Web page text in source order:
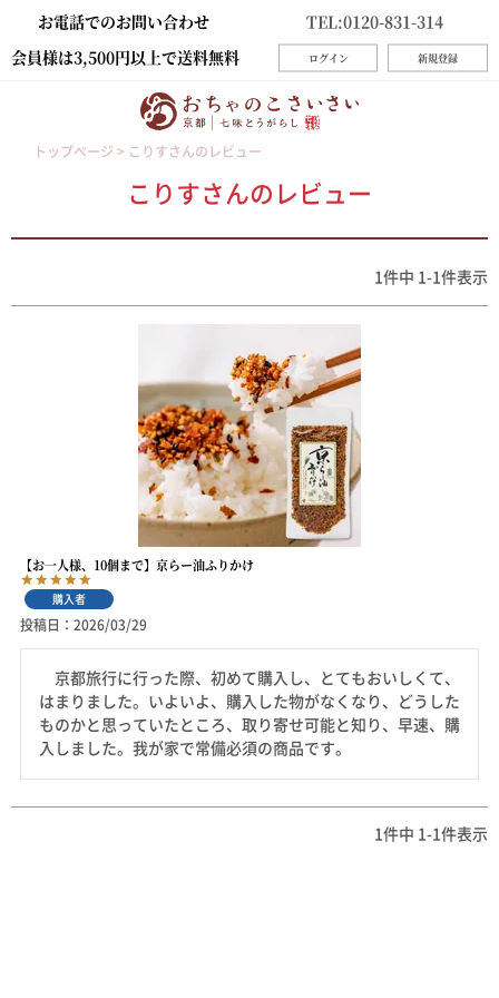
お電話でのお問い合わせ
TEL:0120-831-314
会員様は3,500円以上で送料無料
ログイン 新規登録
トップページ こりすさんのレビュー
こりすさんのレビュー
1 件中 1 -1 件表示
【お一人様、10個まで】京らー油ふりかけ
購入者
投稿日 2026/03/29
京都旅行に行った際、初めて購入し、とてもおいしくて、
はまりました。いよいよ、購入した物がなくなり、どうした
ものかと思っていたところ、取り寄せ可能と知り、早速、購
入しました。我が家で常備必須の商品です。
1 件中 1 -1 件表示